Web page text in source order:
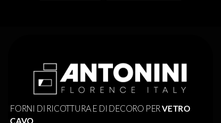
FORNI DI RICOTTURA E DI DECORO PERVETRO
CAVO